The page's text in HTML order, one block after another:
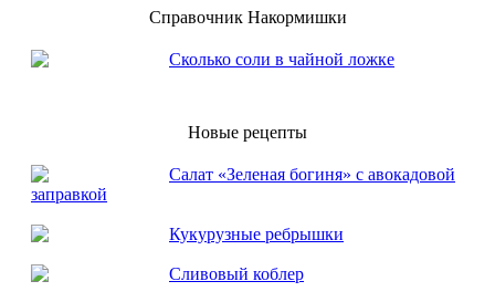
Справочник Накормишки
Сколько соли в чайной ложке
Новые рецепты
Салат «Зеленая богиня» с авокадовой
заправкой
Кукурузные ребрышки
Сливовый коблер